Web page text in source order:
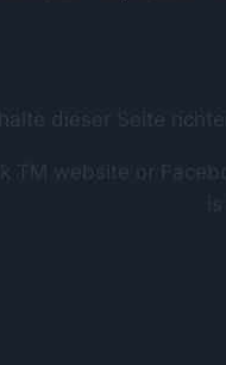
dieser Seite
website or